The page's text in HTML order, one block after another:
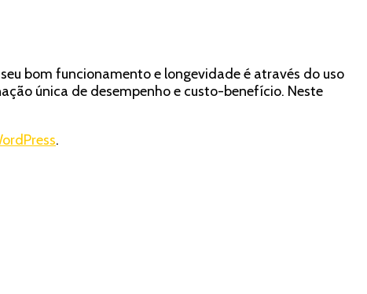
bom funcionamento e longevidade é através do uso
única de desempenho e custo-benefício. Neste
.